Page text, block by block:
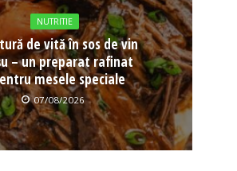
NUTRITIE
de vită în sos de vin
– un preparat rafinat
mesele speciale
07/08/2026